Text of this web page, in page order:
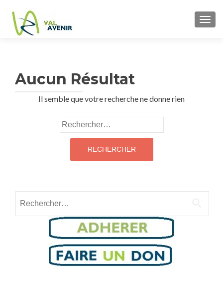
Aucun Résultat
Il semble que votre recherche ne donne rien
Rechercher :